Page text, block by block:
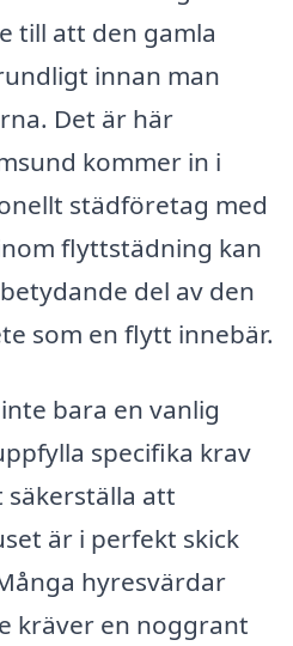
till att den gamla
innan man
Det är här
kommer in i
städföretag med
flyttstädning kan
del av den
som en flytt innebär.
bara en vanlig
specifika krav
att
är i perfekt skick
hyresvärdar
kräver en noggrant